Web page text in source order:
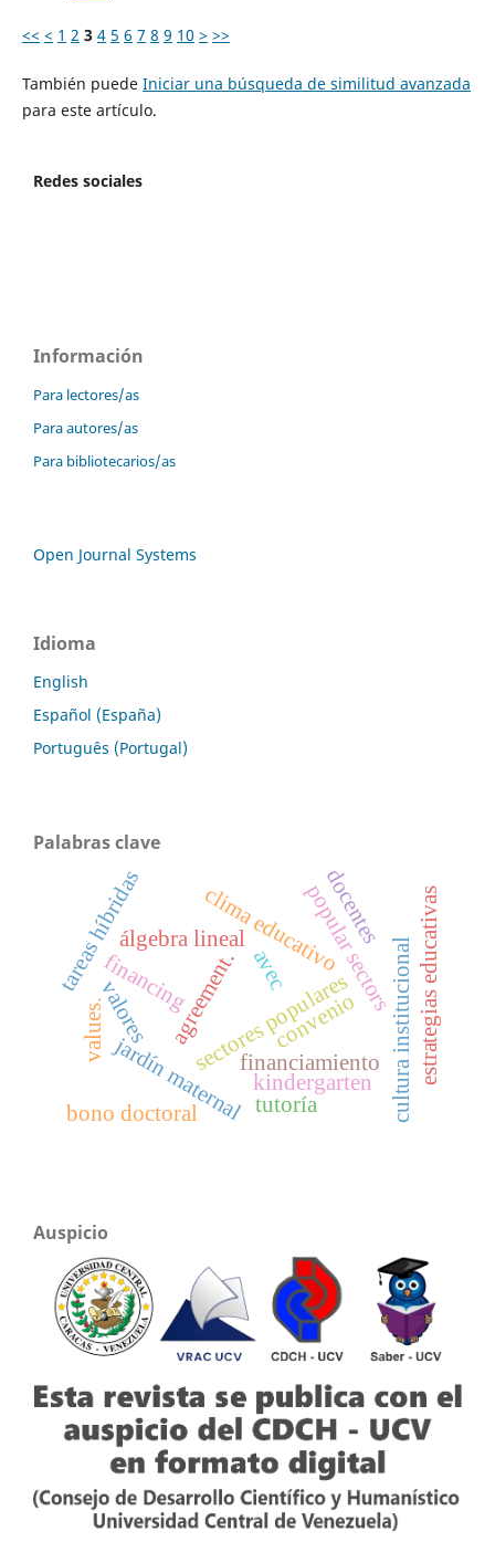
<< < 1 2 3 4 5 6 7 8 9 10 > >>
También puede Iniciar una búsqueda de similitud avanzada
para este artículo.
Redes sociales
Información
Para lectores/as
Para autores/as
Para bibliotecarios/as
Open Journal Systems
Idioma
English
Español (España)
Português (Portugal)
Palabras clave
avec
sectores populares
financiamiento
convenio
popular sectors
financingagreement. cultura institucional
clima educativo
jardín maternal
valores
kindergarten
values.
álgebra lineal
tareas híbridas docentes estrategias educativas
tutoría
bono doctoral
Auspicio